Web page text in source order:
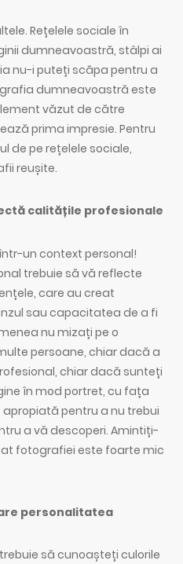
Rețelele sociale în
dumneavoastră, stâlpi ai
nu-i puteți scăpa pentru a
dumneavoastră este
văzut de către
prima impresie. Pentru
de pe rețelele sociale,
reușite.
calitățile profesionale
un context personal!
trebuie să vă reflecte
care au creat
sau capacitatea de a fi
nu mizați pe o
persoane, chiar dacă a
chiar dacă sunteți
în mod portret, cu fața
pentru a nu trebui
a vă descoperi. Amintiți-
fotografiei este foarte mic
personalitatea
să cunoașteți culorile